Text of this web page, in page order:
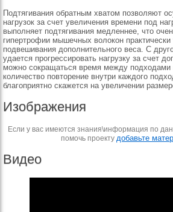
Подтягивания обратным хватом позволяют
нагрузок за счет увеличения времени под
выполняет подтягивания медленнее, что
гипертрофии мышечных волокон практически
подвешивания дополнительного веса. С
удается прогрессировать нагрузку за счет
можно сокращаться время между подходами
количество повторение внутри каждого
благоприятно скажется на увеличении
Изображения
Если у вас имеются знания\информация по
помочь проекту добавьте
Видео